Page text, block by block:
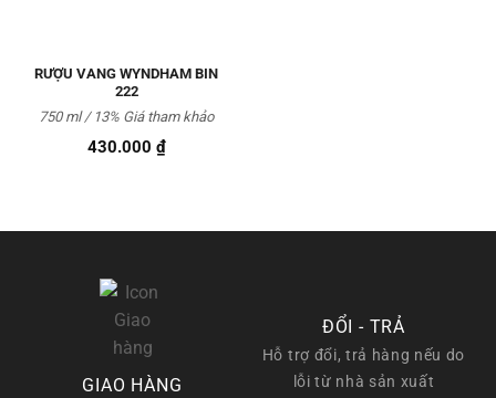
RƯỢU VANG WYNDHAM BIN
222
430.000 ₫
750 ml / 13% Giá tham khảo
GIAO HÀNG
ĐỔI - TRẢ
Hỗ trợ đổi, trả hàng nếu do
lỗi từ nhà sản xuất